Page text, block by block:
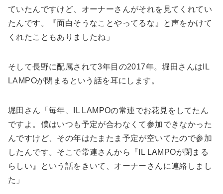
ていたんですけど、オーナーさんがそれを見てくれてい
たんです。『面白そうなことやってるな』と声をかけて
くれたこともありましたね」
そして長野に配属されて3年目の2017年。堀田さんはIL
LAMPOが閉まるという話を耳にします。
堀田さん「毎年、IL LAMPOの常連でお花見をしてたん
ですよ。僕はいつも予定が合わなくて参加できなかった
んですけど、その年はたまたま予定が空いてたので参加
したんです。そこで常連さんから『IL LAMPOが閉まる
らしい』という話をきいて、オーナーさんに連絡しまし
た」